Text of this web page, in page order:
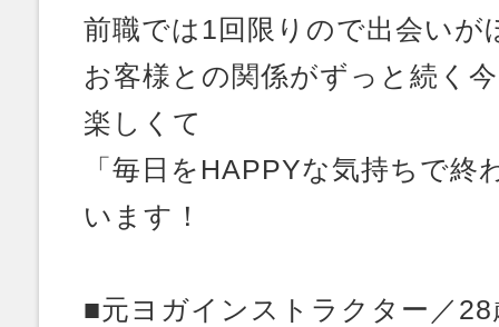
前職では1回限りので出会いが
お客様との関係がずっと続く
楽しくて
「毎日をHAPPYな気持ちで
います！
■元ヨガインストラクター／28